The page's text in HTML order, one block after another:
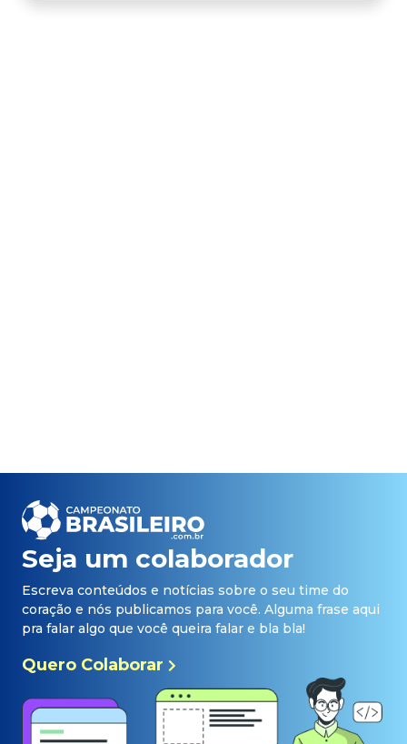
Seja um colaborador
Escreva conteúdos e notícias sobre o seu time do
coração e nós publicamos para você. Alguma frase aqui
pra falar algo que você queira falar e bla bla!
Quero Colaborar